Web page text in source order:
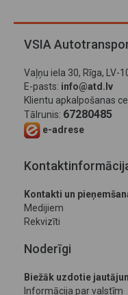
VSIA
Vaļņu iela 30, Rīga, LV-
E-pasts: info@atd.lv
Klientu apkalpošanas
Tālrunis: 67280485
e-adrese
Kontakti un
Medijiem
Rekvizīti
Noderīgi
Biežāk uzdotie
Informācija par valstīm